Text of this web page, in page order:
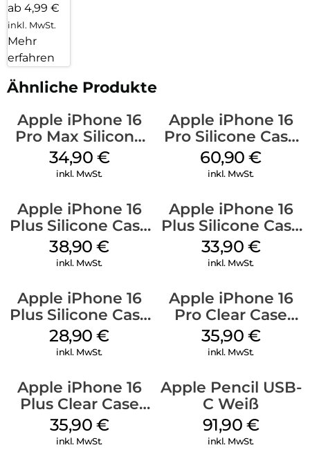
ab 4,99 €
inkl. MwSt.
Mehr
erfahren
Ähnliche Produkte
Apple iPhone 16
Pro Max Silicone
Case MagSafe
Denim
34,90 €
inkl. MwSt.
Apple iPhone 16
Pro Silicone Case
MagSafe Stone
Gray
60,90€
inkl. MwSt.
Apple iPhone 16
Plus Silicone Case
MagSafe Denim
38,90€
inkl. MwSt.
Apple iPhone 16
Plus Silicone Case
MagSafe Lake
Green
33,90 €
inkl. MwSt.
Apple iPhone 16
Plus Silicone Case
MagSafe Black
28,90€
inkl. MwSt.
Apple iPhone 16
Pro Clear Case
MagSafe
Transparent
35,90 €
inkl. MwSt.
Apple iPhone 16
Plus Clear Case
MagSafe
Transparent
35,90 €
inkl. MwSt.
Apple Pencil USB-
C Weiß
91,90 €
inkl. MwSt.